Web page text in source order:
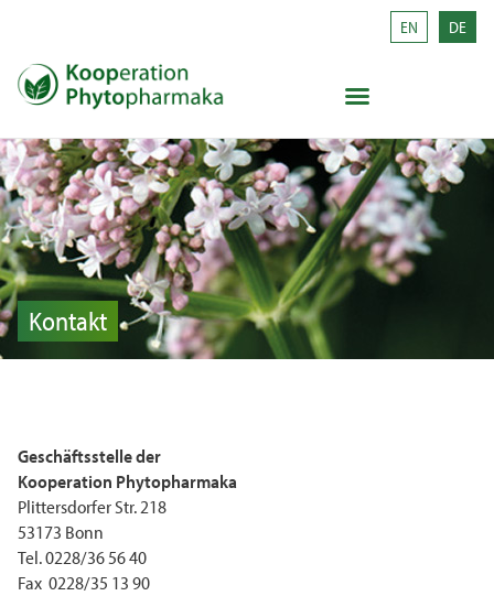
EN DE
Kontakt
Geschäftsstelle der
Kooperation Phytopharmaka
Plittersdorfer Str. 218
53173 Bonn
Tel. 0228/36 56 40
Fax 0228/35 13 90